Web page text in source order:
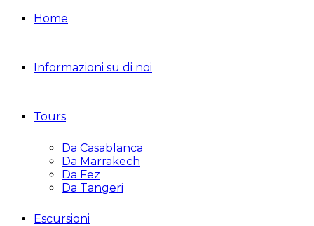
Home
Informazioni su di noi
Tours
Da Casablanca
Da Marrakech
Da Fez
Da Tangeri
Escursioni